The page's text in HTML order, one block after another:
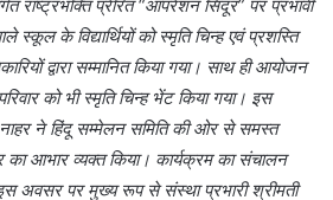
राष्ट्रभक्ति प्रेरित “आपरेशन सिंदूर” पर प्रभावी
स्कूल के विद्यार्थियों को स्मृति चिन्ह एवं प्रशस्ति
द्वारा सम्मानित किया गया। साथ ही आयोजन
को भी स्मृति चिन्ह भेंट किया गया। इस
ने हिंदू सम्मेलन समिति की ओर से समस्त
का आभार व्यक्त किया। कार्यक्रम का संचालन
इस अवसर पर मुख्य रूप से संस्था प्रभारी श्रीमती